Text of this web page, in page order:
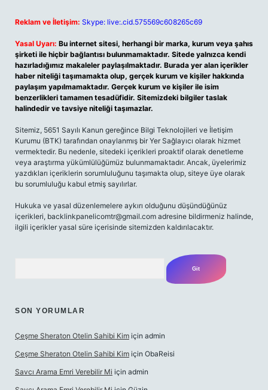
Reklam ve İletişim: Skype: live:.cid.575569c608265c69
Yasal Uyarı: Bu internet sitesi, herhangi bir marka, kurum veya şahıs
şirketi ile hiçbir bağlantısı bulunmamaktadır. Sitede yalnızca kendi
hazırladığımız makaleler paylaşılmaktadır. Burada yer alan içerikler
haber niteliği taşımamakta olup, gerçek kurum ve kişiler hakkında
paylaşım yapılmamaktadır. Gerçek kurum ve kişiler ile isim
benzerlikleri tamamen tesadüfidir. Sitemizdeki bilgiler taslak
halindedir ve tavsiye niteliği taşımazlar.
Sitemiz, 5651 Sayılı Kanun gereğince Bilgi Teknolojileri ve İletişim
Kurumu (BTK) tarafından onaylanmış bir Yer Sağlayıcı olarak hizmet
vermektedir. Bu nedenle, sitedeki içerikleri proaktif olarak denetleme
veya araştırma yükümlülüğümüz bulunmamaktadır. Ancak, üyelerimiz
yazdıkları içeriklerin sorumluluğunu taşımakta olup, siteye üye olarak
bu sorumluluğu kabul etmiş sayılırlar.
Hukuka ve yasal düzenlemelere aykırı olduğunu düşündüğünüz
içerikleri, backlinkpanelicomtr@gmail.com adresine bildirmeniz halinde,
ilgili içerikler yasal süre içerisinde sitemizden kaldırılacaktır.
SON YORUMLAR
Çeşme Sheraton Otelin Sahibi Kim için admin
Çeşme Sheraton Otelin Sahibi Kim için ObaReisi
Savcı Arama Emri Verebilir Mi için admin